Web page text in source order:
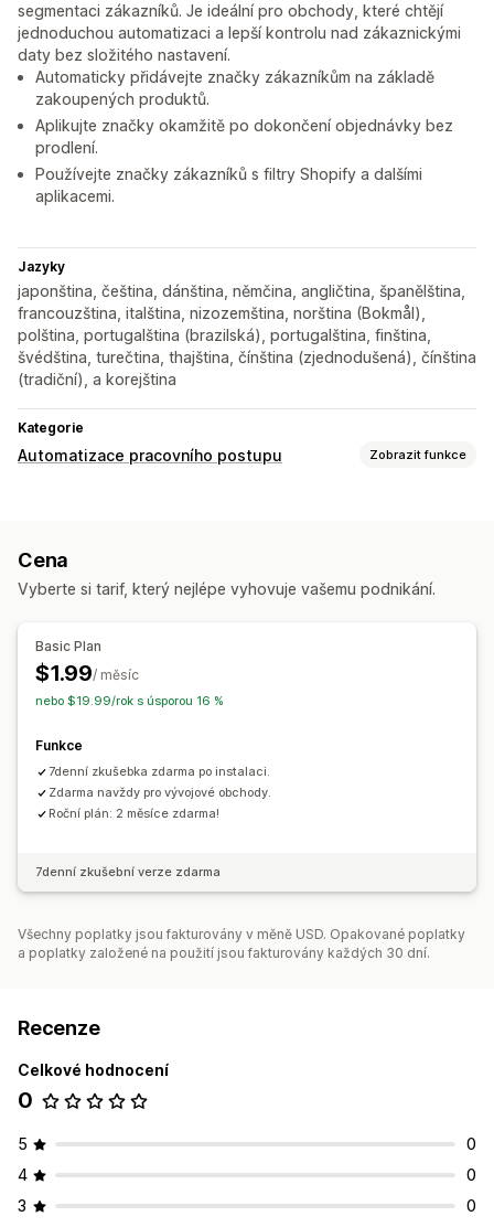
segmentaci zákazníků. Je ideální pro obchody, které chtějí
jednoduchou automatizaci a lepší kontrolu nad zákaznickými
daty bez složitého nastavení.
Automaticky přidávejte značky zákazníkům na základě
zakoupených produktů.
Aplikujte značky okamžitě po dokončení objednávky bez
prodlení.
Používejte značky zákazníků s filtry Shopify a dalšími
aplikacemi.
Jazyky
japonština, čeština, dánština, němčina, angličtina, španělština,
francouzština, italština, nizozemština, norština (Bokmål),
polština, portugalština (brazilská), portugalština, finština,
švédština, turečtina, thajština, čínština (zjednodušená), čínština
(tradiční), a korejština
Kategorie
Automatizace pracovního postupu Zobrazit funkce
Cena
Vyberte si tarif, který nejlépe vyhovuje vašemu podnikání.
Basic Plan
$1.99/ měsíc
nebo $19.99/rok s úsporou 16 %
Funkce
7denní zkušebka zdarma po instalaci.
Zdarma navždy pro vývojové obchody.
Roční plán: 2 měsíce zdarma!
7denní zkušební verze zdarma
Všechny poplatky jsou fakturovány v měně USD. Opakované poplatky
a poplatky založené na použití jsou fakturovány každých 30 dní.
Recenze
Celkové hodnocení
0
5
0
4
0
3
0